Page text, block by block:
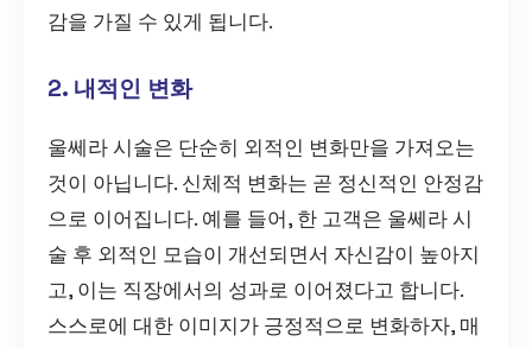
감을 가질 수 있게 됩니다.
2. 내적인 변화
울쎄라 시술은 단순히 외적인 변화만을 가져오는
것이 아닙니다. 신체적 변화는 곧 정신적인 안정감
으로 이어집니다. 예를 들어, 한 고객은 울쎄라 시
술 후 외적인 모습이 개선되면서 자신감이 높아지
고, 이는 직장에서의 성과로 이어졌다고 합니다.
스스로에 대한 이미지가 긍정적으로 변화하자, 매